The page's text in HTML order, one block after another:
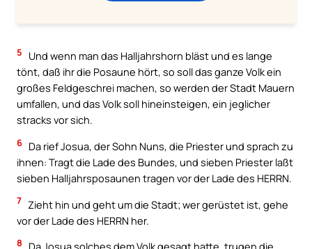
5
Und wenn man das Halljahrshorn bläst und es lange
tönt, daß ihr die Posaune hört, so soll das ganze Volk ein
großes Feldgeschrei machen, so werden der Stadt Mauern
umfallen, und das Volk soll hineinsteigen, ein jeglicher
stracks vor sich.
6 Da rief Josua, der Sohn Nuns, die Priester und sprach zu
ihnen: Tragt die Lade des Bundes, und sieben Priester laßt
sieben Halljahrsposaunen tragen vor der Lade des HERRN.
7 Zieht hin und geht um die Stadt; wer gerüstet ist, gehe
vor der Lade des HERRN her.
8